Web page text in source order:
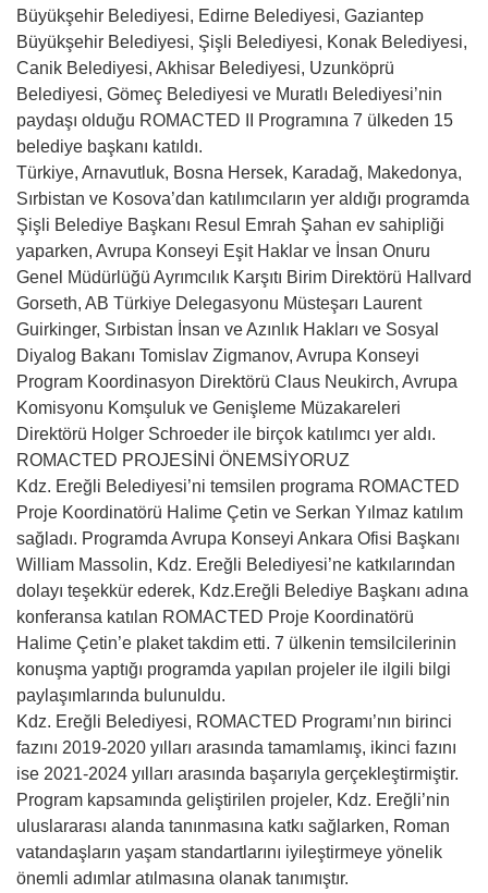
Büyükşehir Belediyesi, Edirne Belediyesi, Gaziantep
Büyükşehir Belediyesi, Şişli Belediyesi, Konak Belediyesi,
Canik Belediyesi, Akhisar Belediyesi, Uzunköprü
Belediyesi, Gömeç Belediyesi ve Muratlı Belediyesi’nin
paydaşı olduğu ROMACTED II Programına 7 ülkeden 15
belediye başkanı katıldı.
Türkiye, Arnavutluk, Bosna Hersek, Karadağ, Makedonya,
Sırbistan ve Kosova’dan katılımcıların yer aldığı programda
Şişli Belediye Başkanı Resul Emrah Şahan ev sahipliği
yaparken, Avrupa Konseyi Eşit Haklar ve İnsan Onuru
Genel Müdürlüğü Ayrımcılık Karşıtı Birim Direktörü Hallvard
Gorseth, AB Türkiye Delegasyonu Müsteşarı Laurent
Guirkinger, Sırbistan İnsan ve Azınlık Hakları ve Sosyal
Diyalog Bakanı Tomislav Zigmanov, Avrupa Konseyi
Program Koordinasyon Direktörü Claus Neukirch, Avrupa
Komisyonu Komşuluk ve Genişleme Müzakareleri
Direktörü Holger Schroeder ile birçok katılımcı yer aldı.
ROMACTED PROJESİNİ ÖNEMSİYORUZ
Kdz. Ereğli Belediyesi’ni temsilen programa ROMACTED
Proje Koordinatörü Halime Çetin ve Serkan Yılmaz katılım
sağladı. Programda Avrupa Konseyi Ankara Ofisi Başkanı
William Massolin, Kdz. Ereğli Belediyesi’ne katkılarından
dolayı teşekkür ederek, Kdz.Ereğli Belediye Başkanı adına
konferansa katılan ROMACTED Proje Koordinatörü
Halime Çetin’e plaket takdim etti. 7 ülkenin temsilcilerinin
konuşma yaptığı programda yapılan projeler ile ilgili bilgi
paylaşımlarında bulunuldu.
Kdz. Ereğli Belediyesi, ROMACTED Programı’nın birinci
fazını 2019-2020 yılları arasında tamamlamış, ikinci fazını
ise 2021-2024 yılları arasında başarıyla gerçekleştirmiştir.
Program kapsamında geliştirilen projeler, Kdz. Ereğli’nin
uluslararası alanda tanınmasına katkı sağlarken, Roman
vatandaşların yaşam standartlarını iyileştirmeye yönelik
önemli adımlar atılmasına olanak tanımıştır.